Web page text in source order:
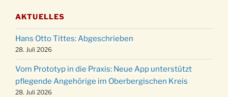
11.12.
Puer-Natus weihnachtliches Brauchtum am
Robert-Gassner-Hof um 17:00 Uhr
19.12.
Kinderbibeltag im Ev. Gemeindehaus von 10-
12 Uhr
20.12.
Weihnachts-Konzert des Honterus Chors in
der Kirche um 17:00 Uhr
AKTUELLES
Hans Otto Tittes: Abgeschrieben
28. Juli 2026
Vom Prototyp in die Praxis: Neue App unterstützt
pflegende Angehörige im Oberbergischen Kreis
28. Juli 2026